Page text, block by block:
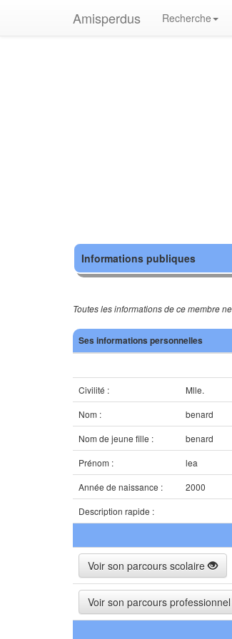
Amisperdus Recherche
Informations publiques
Toutes les informations de ce membre
Ses informations personnelles
Civilité :
Mlle.
Nom :
benard
Nom de jeune fille :
benard
Prénom :
lea
Année de naissance :
2000
Description rapide :
Voir son parcours scolaire
Voir son parcours